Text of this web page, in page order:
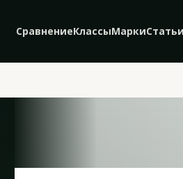
СравнениеКлассыМаркиСтатьи